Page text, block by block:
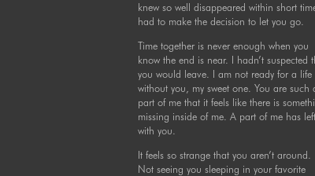
knew so well disappeared within short
had to make the decision to let you go.
Time together is never enough when you
know the end is near. I hadn’t suspected
you would leave. I am not ready for a life
without you, my sweet one. You are such
part of me that it feels like there is
missing inside of me. A part of me has left
with you.
It feels so strange that you aren’t around.
Not seeing you sleeping in your favorite